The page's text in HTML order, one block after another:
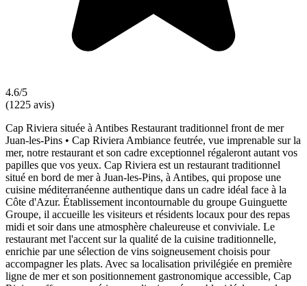
4.6/5
(1225 avis)
Cap Riviera située à Antibes Restaurant traditionnel front de mer
Juan-les-Pins • Cap Riviera Ambiance feutrée, vue imprenable sur la
mer, notre restaurant et son cadre exceptionnel régaleront autant vos
papilles que vos yeux. Cap Riviera est un restaurant traditionnel
situé en bord de mer à Juan-les-Pins, à Antibes, qui propose une
cuisine méditerranéenne authentique dans un cadre idéal face à la
Côte d'Azur. Établissement incontournable du groupe Guinguette
Groupe, il accueille les visiteurs et résidents locaux pour des repas
midi et soir dans une atmosphère chaleureuse et conviviale. Le
restaurant met l'accent sur la qualité de la cuisine traditionnelle,
enrichie par une sélection de vins soigneusement choisis pour
accompagner les plats. Avec sa localisation privilégiée en première
ligne de mer et son positionnement gastronomique accessible, Cap